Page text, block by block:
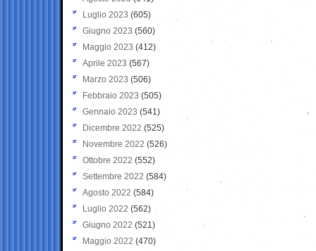
Luglio 2023 (605)
Giugno 2023 (560)
Maggio 2023 (412)
Aprile 2023 (567)
Marzo 2023 (506)
Febbraio 2023 (505)
Gennaio 2023 (541)
Dicembre 2022 (525)
Novembre 2022 (526)
Ottobre 2022 (552)
Settembre 2022 (584)
Agosto 2022 (584)
Luglio 2022 (562)
Giugno 2022 (521)
Maggio 2022 (470)